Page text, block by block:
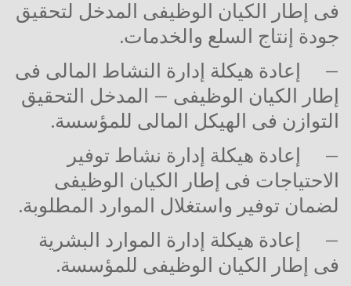
فى إطار الكيان الوظيفى المدخل لتحقيق
جودة إنتاج السلع والخدمات.
–
إعادة هيكلة إدارة النشاط المالى فى
إطار الكيان الوظيفى – المدخل التحقيق
التوازن فى الهيكل المالى للمؤسسة.
–
إعادة هيكلة إدارة نشاط توفير
الاحتياجات فى إطار الكيان الوظيفى
لضمان توفير واستغلال الموارد المطلوبة.
–
إعادة هيكلة إدارة الموارد البشرية
فى إطار الكيان الوظيفى للمؤسسة.